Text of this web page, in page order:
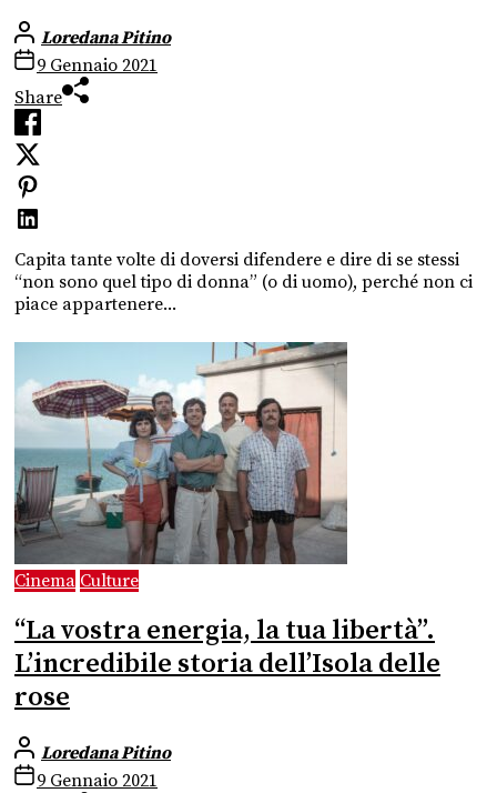
Loredana Pitino
9 Gennaio 2021
Share
Capita tante volte di doversi difendere e dire di se stessi
“non sono quel tipo di donna” (o di uomo), perché non ci
piace appartenere...
Cinema Culture
“La vostra energia, la tua libertà”.
L’incredibile storia dell’Isola delle
rose
Loredana Pitino
9 Gennaio 2021